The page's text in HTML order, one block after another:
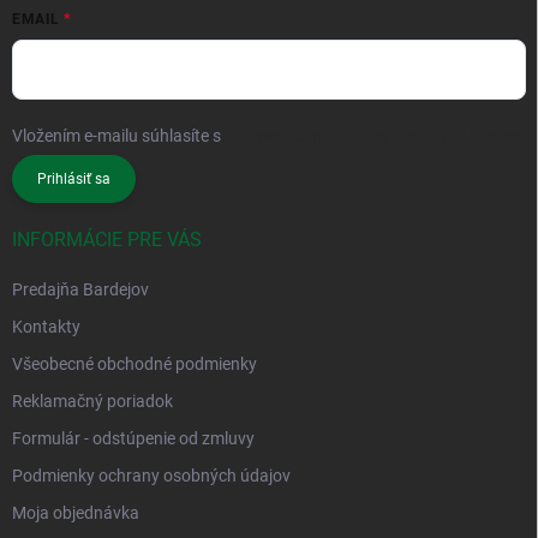
EMAIL
Vložením e-mailu súhlasíte s
Prihlásiť sa
INFORMÁCIE PRE VÁS
Predajňa Bardejov
Kontakty
Všeobecné obchodné podmienky
Reklamačný poriadok
Formulár - odstúpenie od zmluvy
Podmienky ochrany osobných údajov
Moja objednávka